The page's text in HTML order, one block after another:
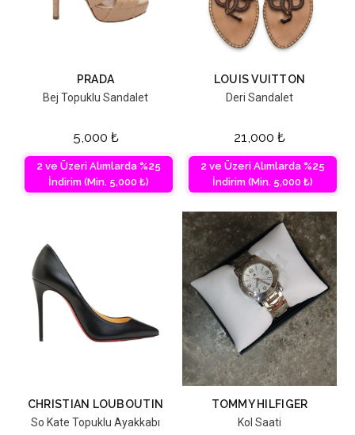
PRADA
Bej Topuklu Sandalet
5,000 ₺
2 ve Üzeri Alımlarda %25
İndirim (Min. 5,000 ₺)
LOUIS VUITTON
Deri Sandalet
21,000 ₺
2 ve Üzeri Alımlarda %25
İndirim (Min. 5,000 ₺)
CHRISTIAN LOUBOUTIN
So Kate Topuklu Ayakkabı
TOMMY HILFIGER
Kol Saati